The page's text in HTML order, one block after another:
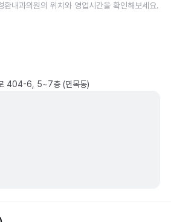
환내과의원의 위치와 영업시간을 확인해보세요.
404-6, 5~7층 (면목동)